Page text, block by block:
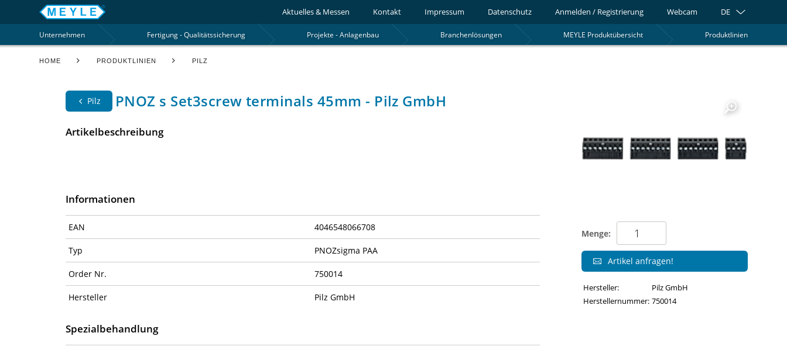
Aktuelles & Messen Kontakt Impressum Datenschutz Anmelden / Registrierung Webcam DE
Produktlinien
MEYLE Produktübersicht
Branchenlösungen
Projekte - Anlagenbau
Fertigung - Qualitätssicherung
Unternehmen
HOME PRODUKTLINIEN PILZ
Pilz PNOZ s Set3screw terminals 45mm - Pilz GmbH
Artikelbeschreibung
Informationen
EAN 4046548066708
Typ PNOZsigma PAA
Order Nr. 750014
Hersteller Pilz GmbH
Spezialbehandlung
Menge:
Artikel anfragen!
Hersteller:
Pilz GmbH
Herstellernummer: 750014